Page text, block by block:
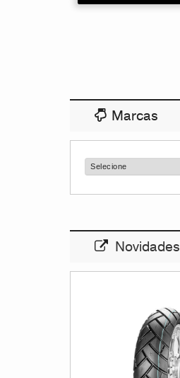
Marcas
Novidades